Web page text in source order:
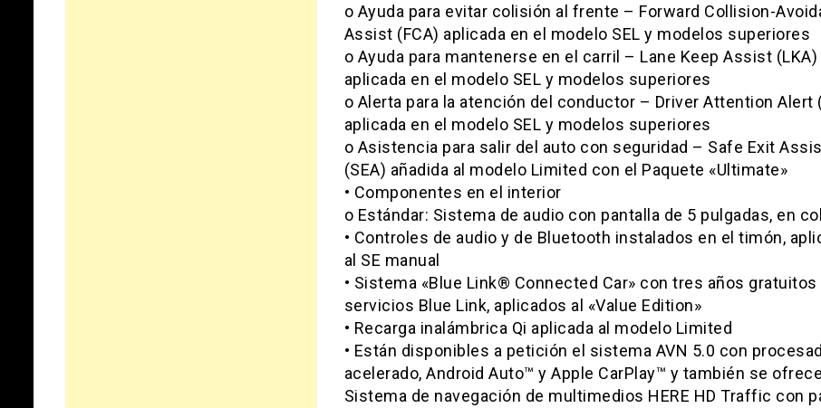
o Ayuda para evitar colisión al frente – Forward Collision-
Assist (FCA) aplicada en el modelo SEL y modelos superiores
o Ayuda para mantenerse en el carril – Lane Keep Assist (LKA)
aplicada en el modelo SEL y modelos superiores
o Alerta para la atención del conductor – Driver Attention Alert
aplicada en el modelo SEL y modelos superiores
o Asistencia para salir del auto con seguridad – Safe Exit
(SEA) añadida al modelo Limited con el Paquete «Ultimate»
• Componentes en el interior
o Estándar: Sistema de audio con pantalla de 5 pulgadas, en
• Controles de audio y de Bluetooth instalados en el timón,
al SE manual
• Sistema «Blue Link® Connected Car» con tres años gratuitos
servicios Blue Link, aplicados al «Value Edition»
• Recarga inalámbrica Qi aplicada al modelo Limited
• Están disponibles a petición el sistema AVN 5.0 con
acelerado, Android Auto™ y Apple CarPlay™ y también se
Sistema de navegación de multimedios HERE HD Traffic con